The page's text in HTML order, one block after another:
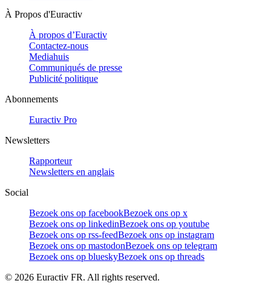
À Propos d'Euractiv
À propos d’Euractiv
Contactez-nous
Mediahuis
Communiqués de presse
Publicité politique
Abonnements
Euractiv Pro
Newsletters
Rapporteur
Newsletters en anglais
Social
Bezoek ons op facebookBezoek ons op x
Bezoek ons op linkedinBezoek ons op youtube
Bezoek ons op rss-feedBezoek ons op instagram
Bezoek ons op mastodonBezoek ons op telegram
Bezoek ons op blueskyBezoek ons op threads
© 2026 Euractiv FR. All rights reserved.